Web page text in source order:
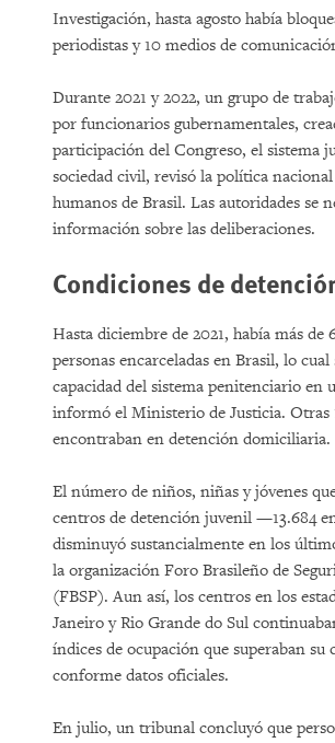
Investigación, hasta agosto había
periodistas y 10 medios de
Durante 2021 y 2022, un grupo de
por funcionarios gubernamentales,
participación del Congreso, el sistema
sociedad civil, revisó la política nacional
humanos de Brasil. Las autoridades se
información sobre las deliberaciones.
Condiciones de
Hasta diciembre de 2021, había más de
personas encarceladas en Brasil, lo cual
capacidad del sistema penitenciario en
informó el Ministerio de Justicia. Otras
encontraban en detención domiciliaria.
El número de niños, niñas y jóvenes
centros de detención juvenil —13.684
disminuyó sustancialmente en los
la organización Foro Brasileño de
(FBSP). Aun así, los centros en los
Janeiro y Rio Grande do Sul
índices de ocupación que superaban su
conforme datos oficiales.
En julio, un tribunal concluyó que